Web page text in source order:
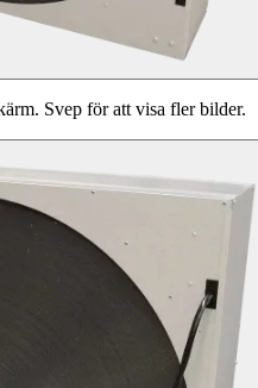
Svep för att visa fler bilder.